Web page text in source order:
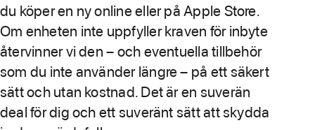
du köper en ny online eller på Apple Store.
Om enheten inte uppfyller kraven för inbyte
återvinner vi den – och eventuella tillbehör
som du inte använder längre – på ett säkert
sätt och utan kostnad. Det är en suverän
deal för dig och ett suveränt sätt att skydda